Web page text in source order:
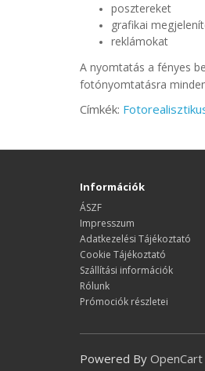
posztereket
grafikai
reklámokat
A nyomtatás a fényes
fotónyomtatásra
Címkék:
Információk
ÁSZF
Impresszum
Adatkezelési Tájékoztató
Cookie Tájékoztató
Szállítási információk
Rólunk
Prómociók részletei
Powered By OpenCart